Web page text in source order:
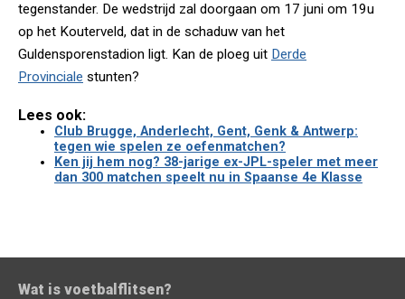
tegenstander. De wedstrijd zal doorgaan om 17 juni om 19u
op het Kouterveld, dat in de schaduw van het
Guldensporenstadion ligt. Kan de ploeg uit Derde
Provinciale stunten?
Lees ook:
Club Brugge, Anderlecht, Gent, Genk & Antwerp:
tegen wie spelen ze oefenmatchen?
Ken jij hem nog? 38-jarige ex-JPL-speler met meer
dan 300 matchen speelt nu in Spaanse 4e Klasse
Wat is voetbalflitsen?